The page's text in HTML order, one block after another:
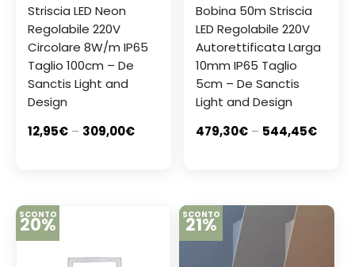
Striscia LED Neon
Regolabile 220V
Circolare 8W/m IP65
Taglio 100cm – De
Sanctis Light and
Design
12,95€ – 309,00€
Bobina 50m Striscia
LED Regolabile 220V
Autorettificata Larga
10mm IP65 Taglio
5cm – De Sanctis
Light and Design
479,30€ – 544,45€
SCONTO
20% SCONTO
21%